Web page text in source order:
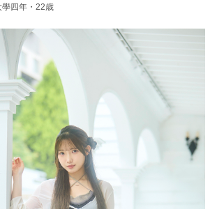
學四年・22歳